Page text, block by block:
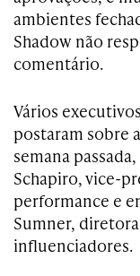
ambientes
Shadow não
comentário.
Vários
postaram sobre
semana
Schapiro, vice-
performance e
Sumner,
influenciadores.